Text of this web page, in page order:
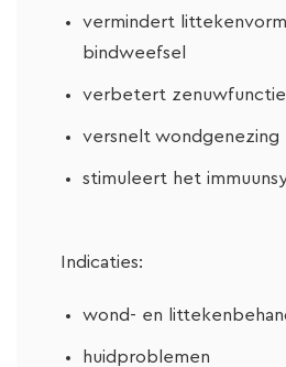
vermindert
bindweefsel
verbetert zenuwfunctie
versnelt wondgenezing
stimuleert het
Indicaties:
wond- en
huidproblemen